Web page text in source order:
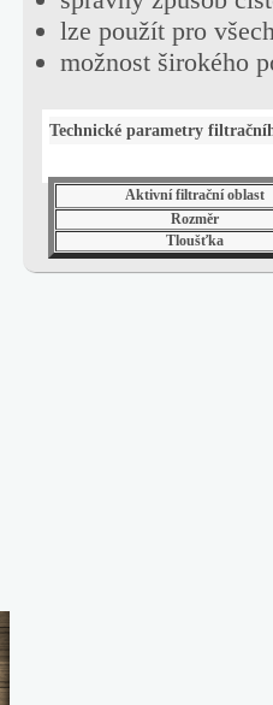
lze použít pro
možnost širokého
Technické parametry
Aktivní filtrační oblast
Rozměr
Tloušťka